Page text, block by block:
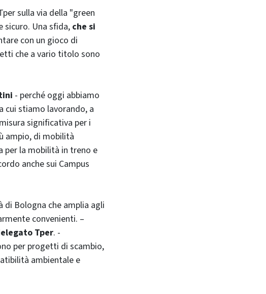
sulla via della "green
Una sfida, che si
con un gioco di
che a vario titolo sono
- perché oggi abbiamo
cui stiamo lavorando, a
significativa per i
ampio, di mobilità
per la mobilità in treno e
anche sui Campus
Bologna che amplia agli
convenienti. –
Tper. -
per progetti di scambio,
ambientale e